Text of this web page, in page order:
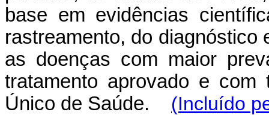
base em evidências
rastreamento, do diagnóstico
as doenças com maior
tratamento aprovado e com
Único de Saúde. (Incluído